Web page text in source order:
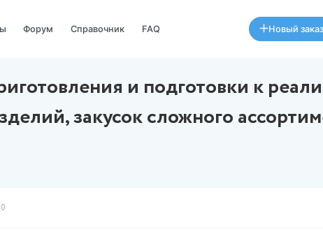
Специалисты Форум FAQ
приготовления и
изделий, закусок